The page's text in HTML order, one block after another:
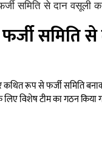
समिति
कथित रूप से फर्जी समिति
विशेष टीम का गठन किया